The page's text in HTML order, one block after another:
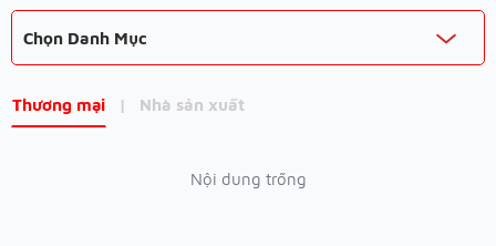
Chọn Danh Mục
Thương mại | Nhà sản xuất
Nội dung trống